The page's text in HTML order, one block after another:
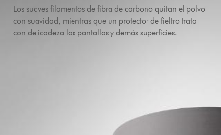
Los suaves filamentos de fibra de carbono quitan el polvo
con suavidad, mientras que un protector de fieltro trata
con delicadeza las pantallas y demás superficies.